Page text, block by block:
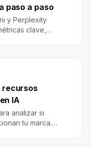
paso a paso
y Perplexity
clave,
recursos
IA
analizar si
tu marca.